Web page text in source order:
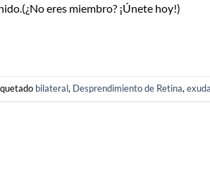
eres miembro? ¡Únete hoy!)
bilateral, Desprendimiento de Retina,